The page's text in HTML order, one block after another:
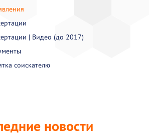
| Видео (до 2017)
соискателю
новости